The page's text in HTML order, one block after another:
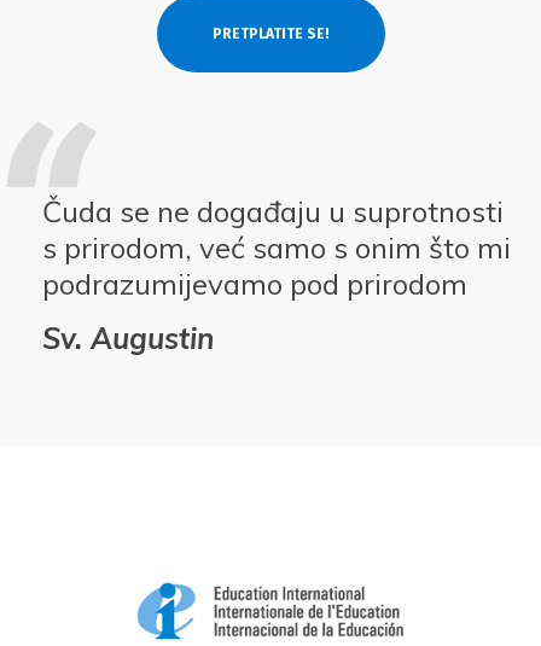
Čuda se ne događaju u suprotnosti
s prirodom, već samo s onim što mi
podrazumijevamo pod prirodom
Sv. Augustin